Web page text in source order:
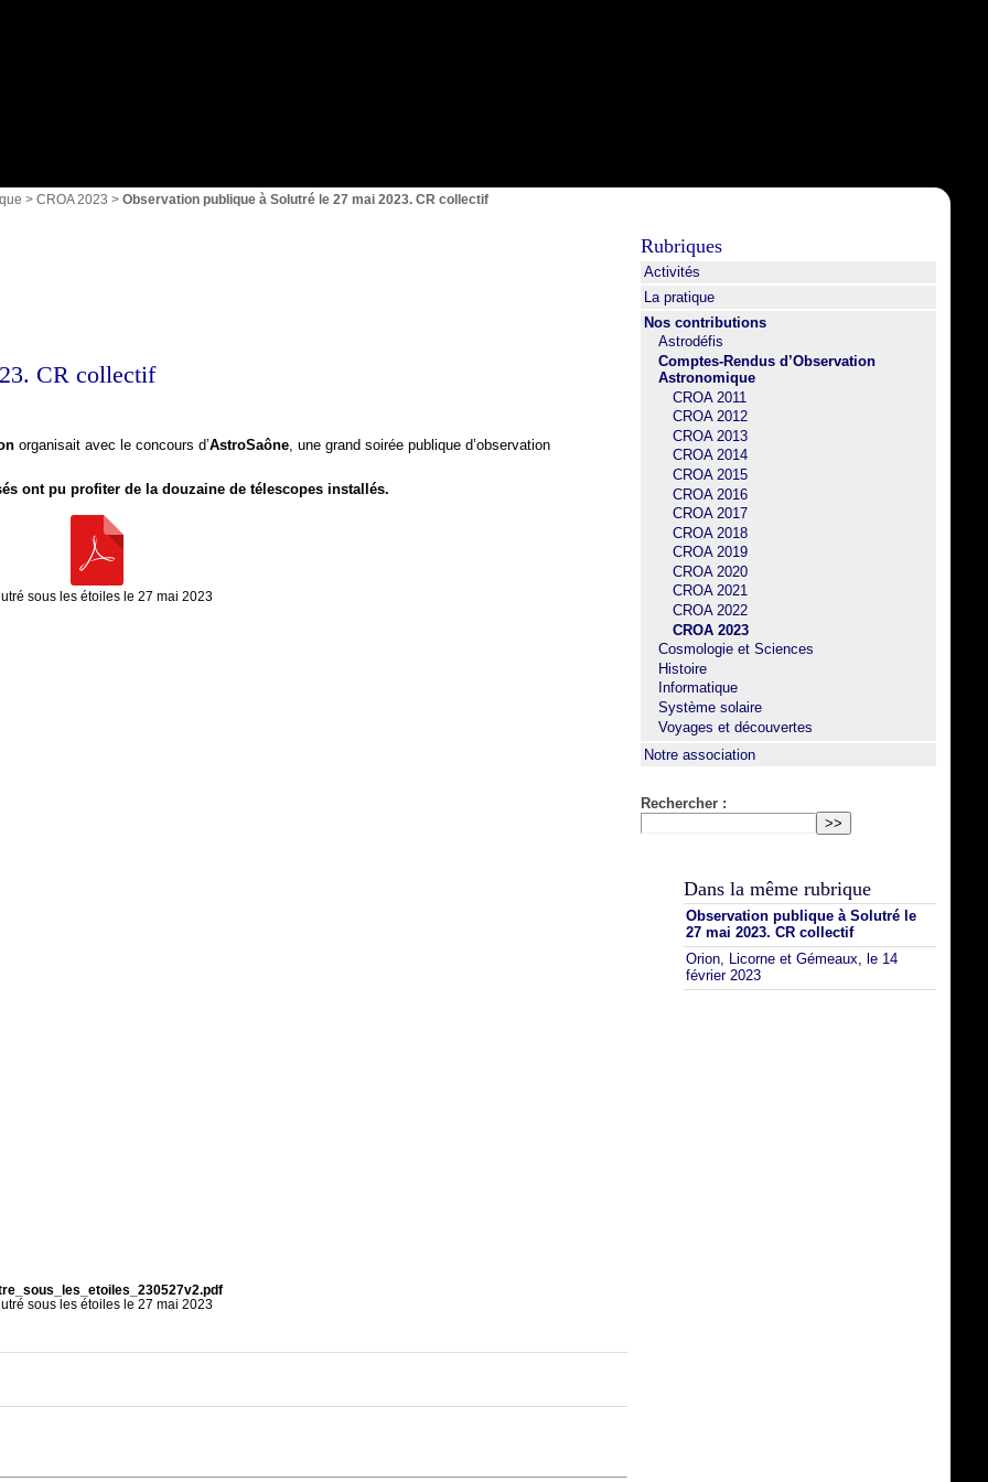
>CROA 2023 >Observation publique à Solutré le 27 mai 2023. CR collectif
CR collectif
organisait avec le concours d’AstroSaône, une grand soirée publique d’observation
ont pu profiter de la douzaine de télescopes installés.
sous les étoiles le 27 mai 2023
sous les étoiles le 27 mai 2023
Rubriques
Activités
La pratique
Nos contributions
Astrodéfis
Comptes-Rendus d’Observation
Astronomique
CROA 2011
CROA 2012
CROA 2013
CROA 2014
CROA 2015
CROA 2016
CROA 2017
CROA 2018
CROA 2019
CROA 2020
CROA 2021
CROA 2022
CROA 2023
Cosmologie et Sciences
Histoire
Informatique
Système solaire
Voyages et découvertes
Notre association
Rechercher :
Dans la même rubrique
Observation publique à Solutré le
27 mai 2023. CR collectif
Orion, Licorne et Gémeaux, le 14
février 2023